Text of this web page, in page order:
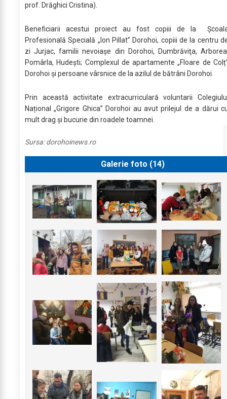
prof. Drăghici Cristina).
Beneficiarii acestui proiect au fost copiii de la
Profesională Specială „Ion Pillat” Dorohoi, copiii de la centru
zi Jurjac, familii nevoiaşe din Dorohoi, Dumbrăviţa,
Pomârla, Hudeşti; Complexul de apartamente „Floare de
Dorohoi și persoane vârsnice de la azilul de bătrâni Dorohoi.
Prin această activitate extracurriculară voluntarii
Național „Grigore Ghica” Dorohoi au avut prilejul de a dărui
mult drag şi bucurie din roadele toamnei.
Sursa:dorohoinews.ro
Galerie foto (14)